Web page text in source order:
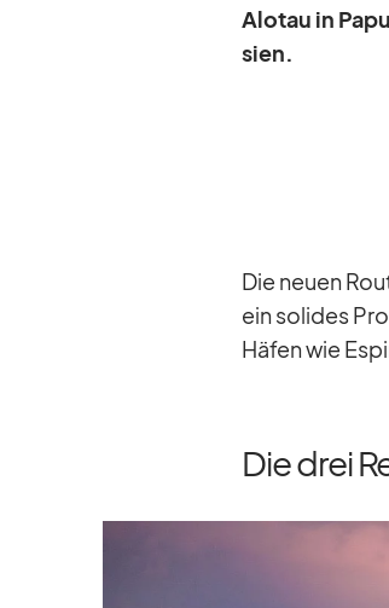
Alo­tau in
sien.
Die neuen
ein so­li­des
Hä­fen wie
Die drei